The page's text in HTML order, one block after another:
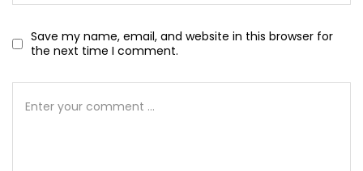
Save my name, email, and website in this browser for
the next time I comment.